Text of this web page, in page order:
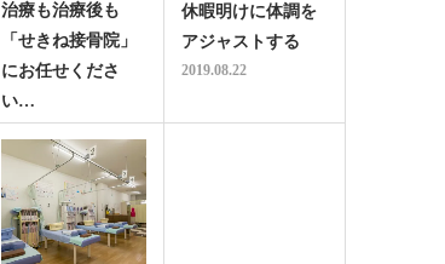
治療も治療後も
「せきね接骨院」
にお任せくださ
い…
休暇明けに体調を
アジャストする
2019.08.22